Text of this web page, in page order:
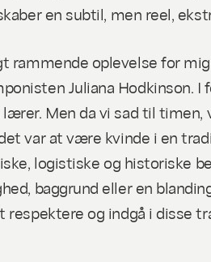
en subtil, men reel,
rammende oplevelse for
Juliana Hodkinson.
Men da vi sad til
var at være kvinde i en
logistiske og historiske
baggrund eller en
respektere og indgå i disse